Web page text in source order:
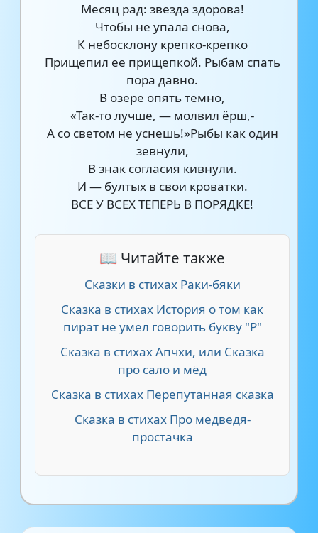
Месяц рад: звезда здорова!
Чтобы не упала снова,
К небосклону крепко-крепко
Прищепил ее прищепкой. Рыбам спать
пора давно.
В озере опять темно,
«Так-то лучше, — молвил ёрш,-
А со светом не уснешь!»Рыбы как один
зевнули,
В знак согласия кивнули.
И — бултых в свои кроватки.
ВСЕ У ВСЕХ ТЕПЕРЬ В ПОРЯДКЕ!
📖 Читайте также
Сказки в стихах Раки-бяки
Сказка в стихах История о том как
пират не умел говорить букву "Р"
Сказка в стихах Апчхи, или Сказка
про сало и мёд
Сказка в стихах Перепутанная сказка
Сказка в стихах Про медведя-
простачка